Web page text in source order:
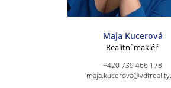
Maja Kucerová
Realitní makléř
+420 739 466 178